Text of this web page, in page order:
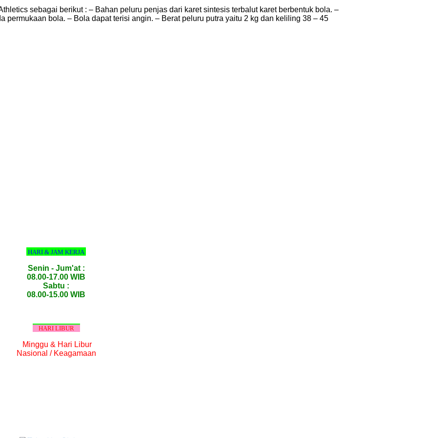
sebagai berikut : – Bahan peluru penjas dari karet sintesis terbalut karet berbentuk bola. –
permukaan bola. – Bola dapat terisi angin. – Berat peluru putra yaitu 2 kg dan keliling 38 – 45
HARI & JAM KERJA
Senin - Jum'at :
08.00-17.00 WIB
Sabtu :
08.00-15.00 WIB
HARI LIBUR
Minggu & Hari Libur
Nasional / Keagamaan